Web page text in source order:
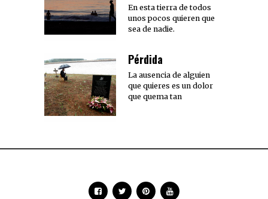
En esta tierra de todos
unos pocos quieren que
sea de nadie.
Pérdida
La ausencia de alguien
que quieres es un dolor
que quema tan